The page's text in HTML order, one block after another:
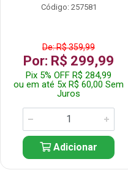
Código: 257581
De: R$ 359,99
Por: R$ 299,99
Pix 5% OFF R$ 284,99
ou em até 5x R$ 60,00 Sem
Juros
Adicionar